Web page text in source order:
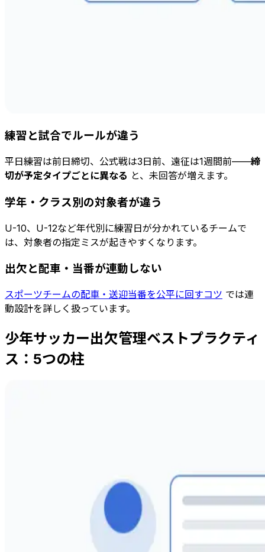
練習と試合でルールが違う
平日練習は前日締切、公式戦は3日前、遠征は1週間前——締
切が予定タイプごとに異なる と、未回答が増えます。
学年・クラス別の対象者が違う
U-10、U-12など年代別に練習日が分かれているチームで
は、対象者の指定ミスが起きやすくなります。
出欠と配車・当番が連動しない
スポーツチームの配車・送迎当番を公平に回すコツ では連
動設計を詳しく扱っています。
少年サッカー出欠管理ベストプラクティ
ス：5つの柱